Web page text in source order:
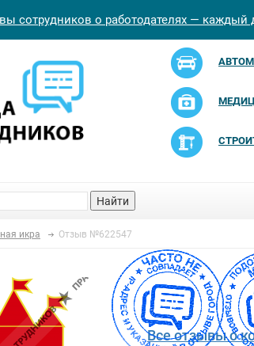
сотрудников о работодателях — каждый
Найти
икра Отзыв №622547
Все отзывы о